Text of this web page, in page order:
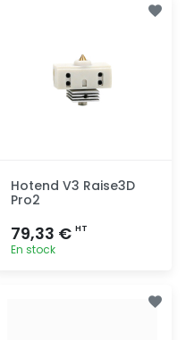
Hotend V3 Raise3D
Pro2
79,33 € HT
En stock